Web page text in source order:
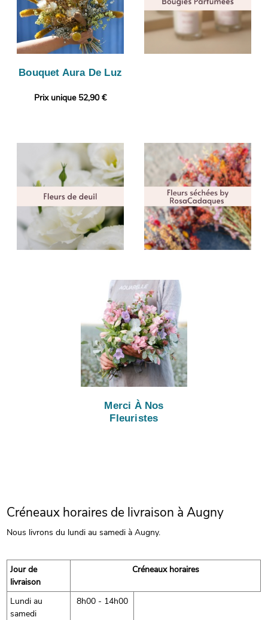
Bouquet Aura De Luz
Prix unique 52,90 €
Merci À Nos
Fleuristes
Créneaux horaires de livraison à Augny
Nous livrons du lundi au samedi à Augny.
Jour de
livraison
Créneaux horaires
Lundi au
samedi
8h00 - 14h00